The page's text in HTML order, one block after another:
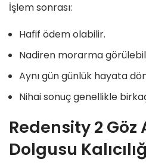
İşlem sonrası:
Hafif ödem olabilir.
Nadiren morarma
Aynı gün günlük hayata
Nihai sonuç genellikle
Redensity 2 Göz
Dolgusu